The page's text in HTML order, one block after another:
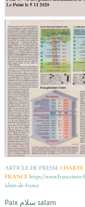
ARTICLE DE PRESSE CHARTE
FRANCE https://
islam-de-france
Paix سلام salam